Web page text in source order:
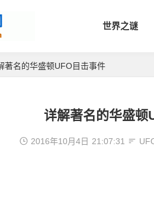
世界之谜
著名的华盛顿UFO目击事件
详解著名的华盛顿
2016年10月4日 21:07:31